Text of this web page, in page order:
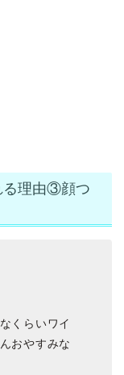
る理由③顔つ
くらいワイ
おやすみな